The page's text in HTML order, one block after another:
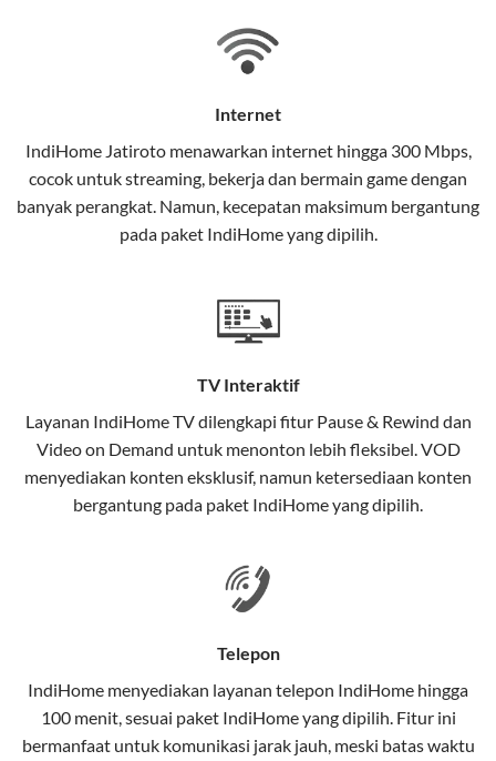
pengguna rumah dan bisnis.
stabil, dan memiliki berbagai pilihan paket IndiHome
Selain internet, layanan IndiHome juga mencakup TV
interaktif (IndiHome TV) dan telepon rumah dalam
satu paket.
Teknologi di Balik WiFi IndiHome
Wifi IndiHome menggunakan teknologi Fiber To The
menggunakan kabel serat optik hingga ke rumah
pelanggan. Teknologi ini memiliki beberapa
keunggulan:
Kecepatan Tinggi
dibandingkan kabel tembaga atau DSL.
elektromagnetik, sehingga koneksi tetap lancar.
Latensi Rendah
Internet
IndiHome Jatiroto menawarkan internethingga 300 Mbps,
cocok untuk streaming, bekerja dan bermain game dengan
banyak perangkat. Namun, kecepatan maksimum bergantung
pada paket IndiHome yang dipilih.
TV Interaktif
Layanan IndiHome TVdilengkapi fitur Pause & Rewind dan
Video on Demand untuk menonton lebih fleksibel. VOD
menyediakan konten eksklusif, namun ketersediaan konten
bergantung pada paket IndiHome yang dipilih.
Telepon
IndiHome menyediakan layanan telepon IndiHome hingga
100 menit, sesuai paket IndiHome yang dipilih. Fitur ini
bermanfaat untuk komunikasi jarak jauh, meski batas waktu